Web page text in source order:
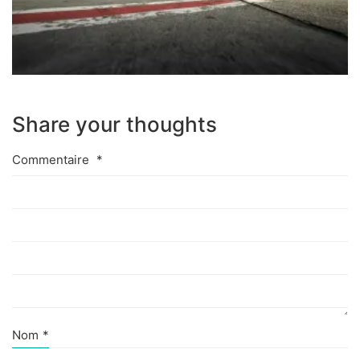
Share your thoughts
Commentaire *
Nom *